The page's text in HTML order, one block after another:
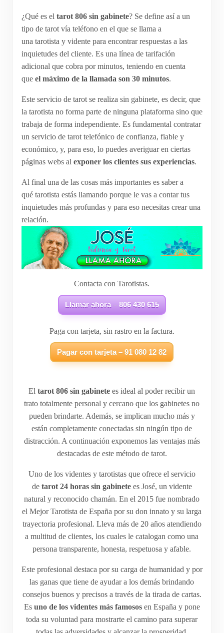
¿Qué es el tarot 806 sin gabinete? Se define así a un
tipo de tarot vía teléfono en el que se llama a
una tarotista y vidente para encontrar respuestas a las
inquietudes del cliente. Es una línea de tarifación
adicional que cobra por minutos, teniendo en cuenta
que el máximo de la llamada son 30 minutos.
Este servicio de tarot se realiza sin gabinete, es decir, que
la tarotista no forma parte de ninguna plataforma sino que
trabaja de forma independiente. Es fundamental contratar
un servicio de tarot telefónico de confianza, fiable y
económico, y, para eso, lo puedes averiguar en ciertas
páginas webs al exponer los clientes sus experiencias.
Al final una de las cosas más importantes es saber a
qué tarotista estás llamando porque le vas a contar tus
inquietudes más profundas y para eso necesitas crear una
relación.
Contacta con Tarotistas.
Llamar ahora – 806 430 615
Paga con tarjeta, sin rastro en la factura.
Pagar con tarjeta – 91 080 12 82
Eltarot806 sin gabinete es ideal al poder recibir un
trato totalmente personal y cercano que los gabinetes no
pueden brindarte. Además, se implican mucho más y
están completamente conectadas sin ningún tipo de
distracción. A continuación exponemos las ventajas más
destacadas de este método de tarot.
Uno de los videntes y tarotistas que ofrece el servicio
de tarot 24 horas sin gabinetees José, un vidente
natural y reconocido chamán. En el 2015 fue nombrado
el Mejor Tarotista de España por su don innato y su larga
trayectoria profesional. Lleva más de 20 años atendiendo
a multitud de clientes, los cuales le catalogan como una
persona transparente, honesta, respetuosa y afable.
Este profesional destaca por su carga de humanidad y por
las ganas que tiene de ayudar a los demás brindando
consejos buenos y precisos a través de la tirada de cartas.
Es uno de los videntes más famososen España y pone
toda su voluntad para mostrarte el camino para superar